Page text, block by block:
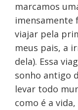
marcamos
imensamente
viajar pela
meus pais, a
dela). Essa
sonho antigo
levar todo
como é a